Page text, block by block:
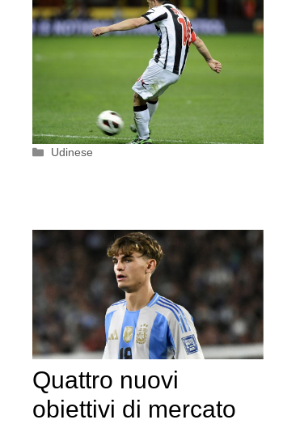
Categorie
Udinese
Quattro nuovi
obiettivi di mercato